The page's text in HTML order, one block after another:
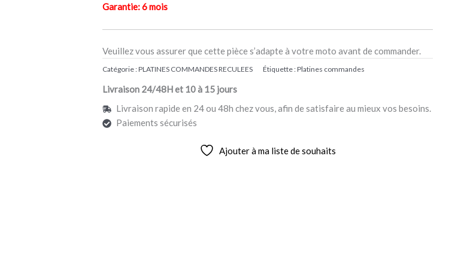
Garantie: 6 mois
Veuillez vous assurer que cette pièce s’adapte à votre moto avant de commander.
Catégorie :PLATINES COMMANDES RECULEES Étiquette :Platines commandes
Livraison 24/48H et 10 à 15 jours
Livraison rapide en 24 ou 48h chez vous, afin de satisfaire au mieux vos besoins.
Paiements sécurisés
Ajouter à ma liste de souhaits